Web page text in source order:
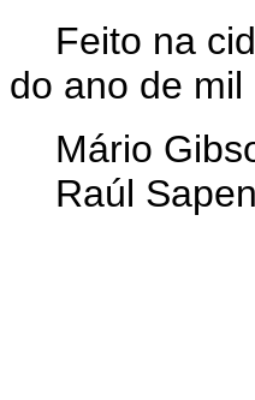
Feito na
do ano de
Mário
Raúl